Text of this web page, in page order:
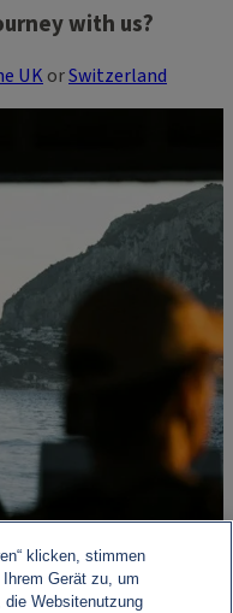
with us?
UKorSwitzerland
klicken, stimmen
Gerät zu, um
Websitenutzung